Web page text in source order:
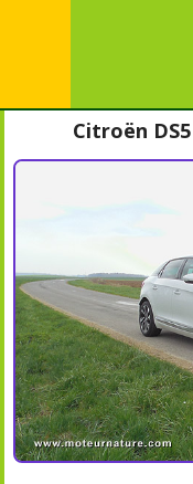
Citroën